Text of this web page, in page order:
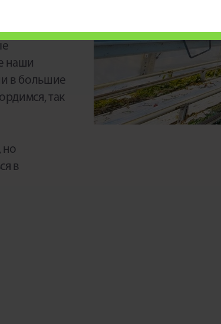
наши
в большие
так
но
в